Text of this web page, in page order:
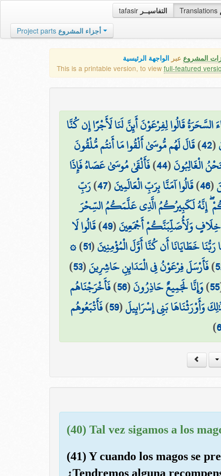
tafasir التفاسيــر Translations
Project parts أجزاء المشروع
المشروع عبر الواجهة الرئيسية
This is a printable version, to view full-featured
السَّحَرَةُ قَالُوا لِفِرْعَوْنَ أَئِنَّ لَنَا لَأَجْرًا إِن كُنَّا
(
42
)قَالَ لَهُم مُّوسَىٰ أَلْقُوا مَا أَنتُم مُّلْقُونَ
الْغَالِبُونَ(
44
)فَأَلْقَىٰ مُوسَىٰ عَصَاهُ فَإِذَا
(
46
)قَالُوا آمَنَّا بِرَبِّ الْعَالَمِينَ(
47
)رَبِّ
إِنَّهُ لَكَبِيرُكُمُ الَّذِي عَلَّمَكُمُ السِّحْرَ
وَلَأُصَلِّبَنَّكُمْ أَجْمَعِينَ(
49
)قَالُوا لَا
خَطَايَانَا أَن كُنَّا أَوَّلَ الْمُؤْمِنِينَ(
51
)۞
)فَأَرْسَلَ فِرْعَوْنُ فِي الْمَدَائِنِ حَاشِرِينَ(
53
)
55
)وَإِنَّا لَجَمِيعٌ حَاذِرُونَ(
56
)فَأَخْرَجْنَاهُم
وَأَوْرَثْنَاهَا بَنِي إِسْرَائِيلَ(
59
)فَأَتْبَعُوهُم
)
(40) Tal vez sigamos a los
(41) Y cuando los magos se
¿Tendremos alguna